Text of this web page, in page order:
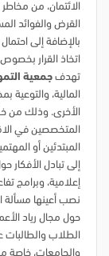
الائتمان، من
القرض والفوائد
بالإضافة إلى
اتخاذ القرار بخصوص
تهدف جمعية
المالية، والتوعية
الأخرى. وذلك من
المتخصصين في
المبتدئين أو
إلى تبادل الأفكار
إعلامية، وبرامج
نصب أعينها مسألة
حول مجال رياد
الطلاب والطالبات
والجامعات، خاصة